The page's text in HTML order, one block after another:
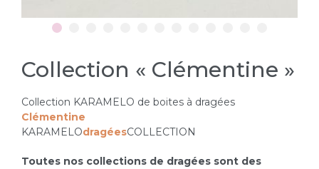
Collection « Clémentine »
Collection KARAMELO de boites à dragées
Clémentine
KARAMELOdragéesCOLLECTION
Toutes nos collections de dragées sont des